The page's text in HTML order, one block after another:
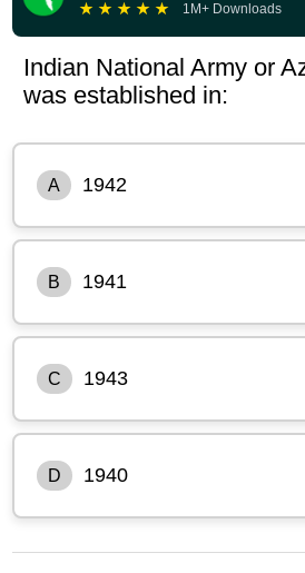
★ ★ ★ ★ ★ 1M+ Downloads
Indian National Army or
was established in:
A 1942
B 1941
C 1943
D 1940